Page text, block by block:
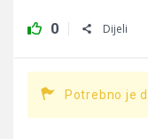
0 Dijeli
Potrebno je